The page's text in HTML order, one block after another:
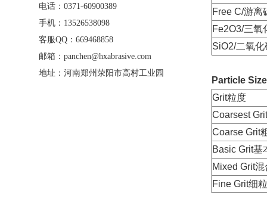
电话：0371-60900389
手机：13526538098
客服QQ：669468858
邮箱：panchen@hxabrasive.com
地址：河南郑州荥阳市高村工业园
Free C/游离
Fe2O3/三氧
SiO2/二氧化
Particle
Grit粒度
Coarsest
Coarse Grit
Basic Grit基
Mixed Grit混
Fine Grit细粒